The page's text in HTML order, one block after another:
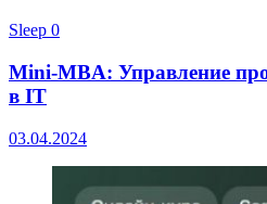
Sleep 0
Mini-MBA: Управление
в IT
03.04.2024